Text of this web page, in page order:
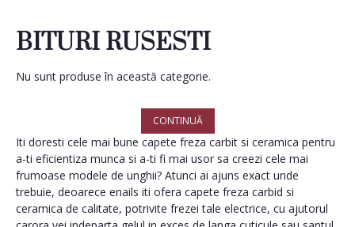
BITURI RUSESTI
Iti doresti cele mai bune capete freza carbit si ceramica pentru
a-ti eficientiza munca si a-ti fi mai usor sa creezi cele mai
frumoase modele de unghii? Atunci ai ajuns exact unde
trebuie, deoarece enails iti ofera capete freza carbid si
ceramica de calitate, potrivite frezei tale electrice, cu ajutorul
Nu sunt produse în această categorie.
CONTINUĂ